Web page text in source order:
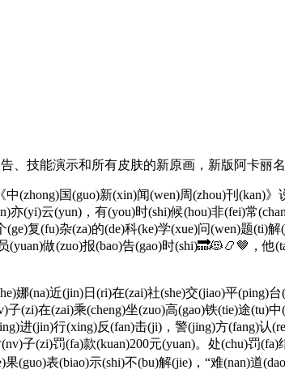
、技能演示和所有皮肤的新原画，新版阿卡丽名
国(guo)新(xin)闻(wen)周(zhou)刊(kan)》
(yi)云(yun)，有(you)时(shi)候(hou)非(fei)常
复(fu)杂(za)的(de)科(ke)学(xue)问(wen)题(ti)
做(zuo)报(bao)告(gao)时(shi)🔜😻📿🤎，他
(na)近(jin)日(ri)在(zai)社(she)交(jiao)平(ping)台
(zi)在(zai)乘(cheng)坐(zuo)高(gao)铁(tie)途(tu)
进(jin)行(xing)反(fan)击(ji)，警(jing)方(fang)认
子(zi)罚(fa)款(kuan)200元(yuan)。处(chu)罚(fa)
表(biao)示(shi)不(bu)解(jie)，“难(nan)道